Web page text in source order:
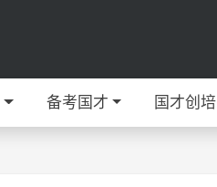
备考国才 国才创培